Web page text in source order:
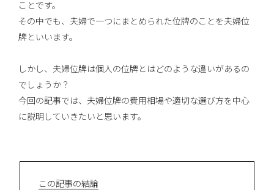
ことです。
その中でも、夫婦で一つにまとめられた位牌のことを夫婦位
牌といいます。
しかし、夫婦位牌は個人の位牌とはどのような違いがあるの
でしょうか？
今回の記事では、夫婦位牌の費用相場や適切な選び方を中心
に説明していきたいと思います。
この記事の結論